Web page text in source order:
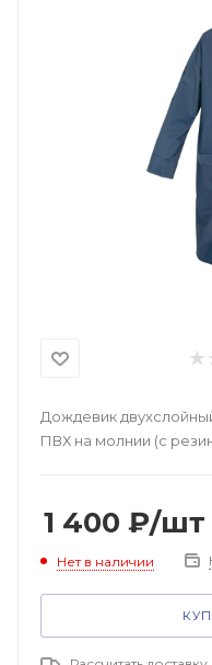
Дождевик
ПВХ на молнии (с
1 400 ₽/шт
Нет в наличии